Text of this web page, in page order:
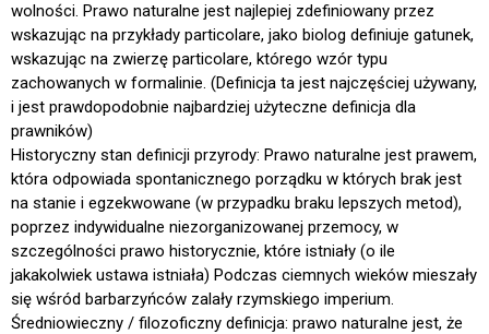
wolności. Prawo naturalne jest najlepiej zdefiniowany przez
wskazując na przykłady particolare, jako biolog definiuje gatunek,
wskazując na zwierzę particolare, którego wzór typu
zachowanych w formalinie. (Definicja ta jest najczęściej używany,
i jest prawdopodobnie najbardziej użyteczne definicja dla
prawników)
Historyczny stan definicji przyrody: Prawo naturalne jest prawem,
która odpowiada spontanicznego porządku w których brak jest
na stanie i egzekwowane (w przypadku braku lepszych metod),
poprzez indywidualne niezorganizowanej przemocy, w
szczególności prawo historycznie, które istniały (o ile
jakakolwiek ustawa istniała) Podczas ciemnych wieków mieszały
się wśród barbarzyńców zalały rzymskiego imperium.
Średniowieczny / filozoficzny definicja: prawo naturalne jest, że